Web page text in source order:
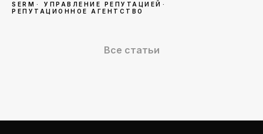
SERM
УПРАВЛЕНИЕ РЕПУТАЦИЕЙ
РЕПУТАЦИОННОЕ АГЕНТСТВО
Все статьи